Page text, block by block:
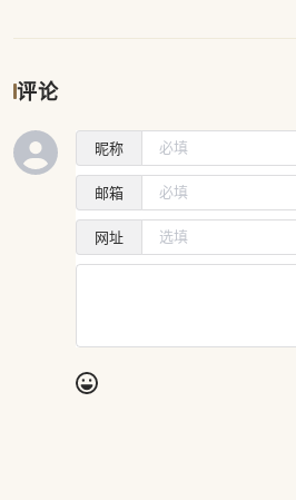
评论
昵称
邮箱
网址